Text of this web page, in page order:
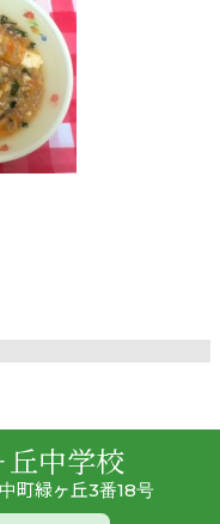
中学校
町緑ヶ丘3番18号